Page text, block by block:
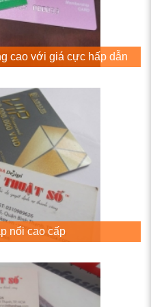
cao với giá cực hấp dẫn
nổi cao cấp